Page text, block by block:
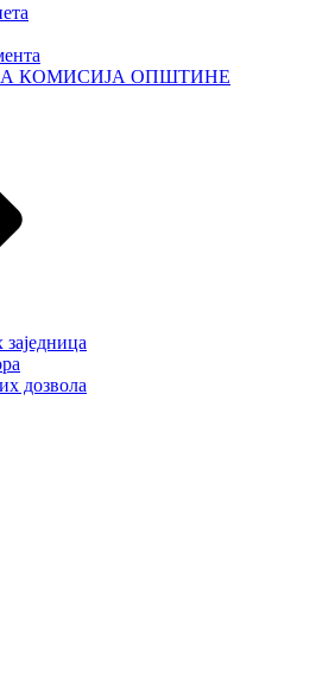
КОМИСИЈА ОПШТИНЕ
дозвола